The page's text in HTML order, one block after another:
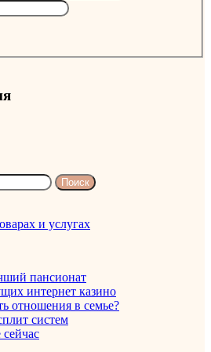
и услугах
пансионат
интернет казино
отношения в семье?
систем
сейчас